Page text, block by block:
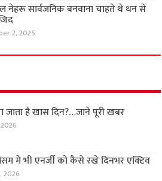
नेहरू सार्वजनिक बनवाना चाहते थे धन से
2, 2025
जाता है खास दिन?…जाने पूरी खबर
मे भी एनर्जी को कैसे रखे दिनभर एक्टिव
2026